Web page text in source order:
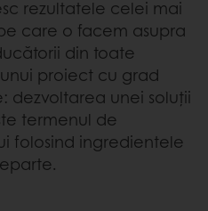
rezultatele celei mai
care o facem asupra
din toate
proiect cu grad
dezvoltarea unei soluții
termenul de
folosind ingredientele